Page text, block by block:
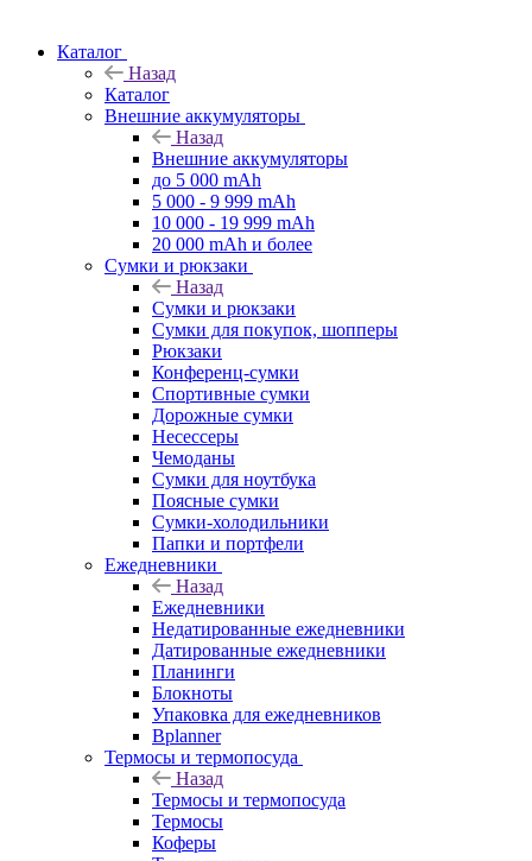
Каталог
Назад
Каталог
Внешние аккумуляторы
Назад
Внешние аккумуляторы
до 5 000 mAh
5 000 - 9 999 mAh
10 000 - 19 999 mAh
20 000 mAh и более
Сумки и рюкзаки
Назад
Сумки и рюкзаки
Сумки для покупок, шопперы
Рюкзаки
Конференц-сумки
Спортивные сумки
Дорожные сумки
Несессеры
Чемоданы
Сумки для ноутбука
Поясные сумки
Сумки-холодильники
Папки и портфели
Ежедневники
Назад
Ежедневники
Недатированные ежедневники
Датированные ежедневники
Планинги
Блокноты
Упаковка для ежедневников
Bplanner
Термосы и термопосуда
Назад
Термосы и термопосуда
Термосы
Коферы